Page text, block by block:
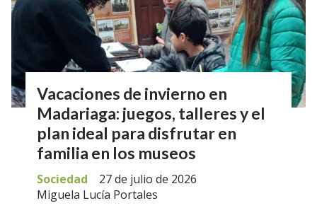
Vacaciones de invierno en
Madariaga: juegos, talleres y el
plan ideal para disfrutar en
familia en los museos
Miguela Lucía Portales
Sociedad 27 de julio de 2026